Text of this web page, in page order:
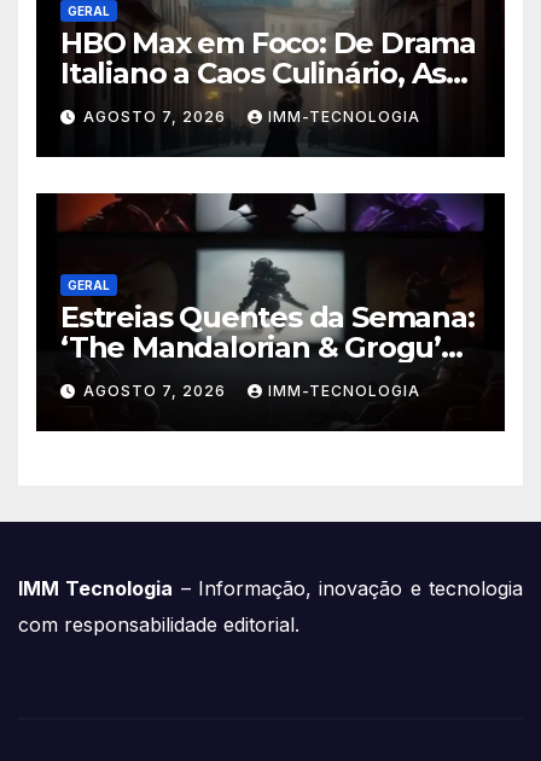
GERAL
HBO Max em Foco: De Drama
Italiano a Caos Culinário, As
Novidades Imperdíveis da
Semana (16 a 22 de Fevereiro)
AGOSTO 7, 2026 IMM-TECNOLOGIA
GERAL
Estreias Quentes da Semana:
‘The Mandalorian & Grogu’
Anunciado e Outros
Lançamentos Imperdíveis!
AGOSTO 7, 2026 IMM-TECNOLOGIA
IMM Tecnologia – Informação, inovação e tecnologia
com responsabilidade editorial.